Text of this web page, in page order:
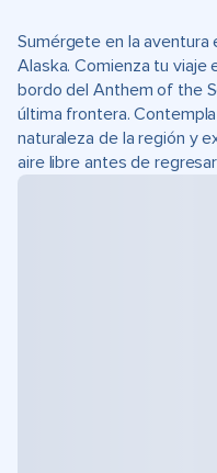
Sumérgete en la aventura
Alaska. Comienza tu viaje
bordo del Anthem of the
última frontera.
naturaleza de la región y
aire libre antes de